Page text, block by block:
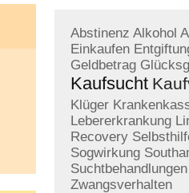
Abstinenz Alkohol
Einkaufen
Geldbetrag
Kaufsucht
Klüger
Lebererkrankung
Recovery
Sogwirkung
Suchtbehandlungen
Zwangsverhalten